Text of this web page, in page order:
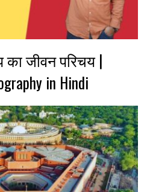
का जीवन परिचय |
in Hindi